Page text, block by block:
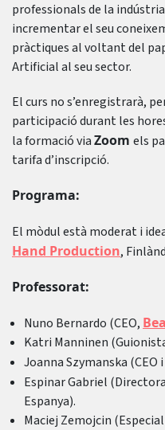
professionals de la
incrementar el seu
pràctiques al voltant del
Artificial al seu sector.
El curs no s’enregistrarà,
participació durant les
la formació viaZoom els
tarifa d’inscripció.
Programa:
El mòdul està moderat i
Hand Production,
Professorat:
Nuno Bernardo (CEO,
Katri Manninen
Joanna Szymanska (CEO
Espinar Gabriel
Espanya).
Maciej Zemojcin